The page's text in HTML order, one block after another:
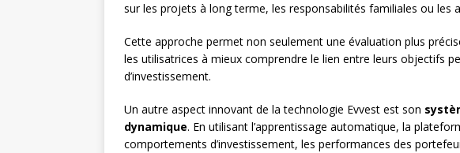
sur les projets à long terme, les responsabilités familiales ou les
Cette approche permet non seulement une évaluation plus
les utilisatrices à mieux comprendre le lien entre leurs objectifs
d’investissement.
Un autre aspect innovant de la technologie Evvest est son
dynamique. En utilisant l’apprentissage automatique, la
comportements d’investissement, les performances des